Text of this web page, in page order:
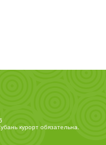
курорт обязательна.